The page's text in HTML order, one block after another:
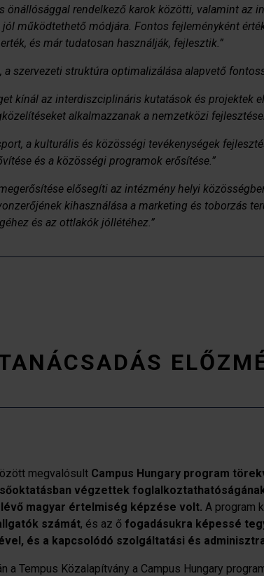
önállósággal rendelkező karok közötti, valamint az
működtethető módjára. Fontos fejleményként
és már tudatosan használják, fejlesztik.”
a szervezeti struktúra optimalizálása alapvető
kínál az interdiszciplináris kutatások és projektek
alkalmazzanak a nemzetközi
a kulturális és közösségi tevékenységek
és a közösségi programok erősítése.”
elősegíti az intézmény helyi
kihasználása a marketing és toborzás
és az ottlakók jóllétéhez.”
megvalósult Campus Hungary program
végzettek
magyar értelmiség képzése volt. A program
számát, és az ő fogadásukra képessé
és a kapcsolódó szolgáltatási és
Tempus Közalapítvány a Campus Hungary